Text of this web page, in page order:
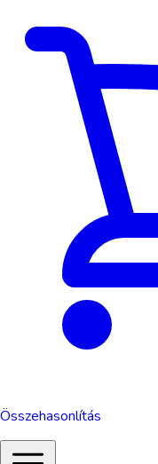
Összehasonlítás